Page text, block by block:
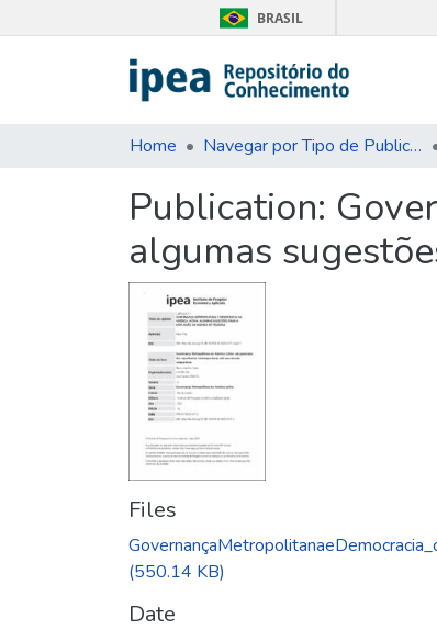
BRASIL
Home Navegar por Tipo de Publicação
Publication:
algumas
Files
(550.14 KB)
Date